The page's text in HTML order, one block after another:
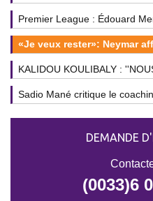
Premier League : Édouard
«Je veux rester»: Neymar
KALIDOU KOULIBALY :
Sadio Mané critique le
DEMANDE
(0033)6